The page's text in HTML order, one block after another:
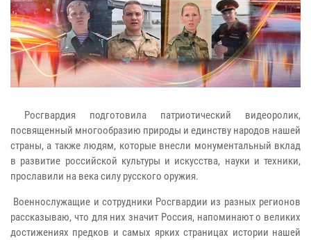
Росгвардия подготовила патриотический видеоролик,
посвященный многообразию природы и единству народов нашей
страны, а также людям, которые внесли монументальный вклад
в развитие российской культуры и искусства, науки и техники,
прославили на века силу русского оружия.
Военнослужащие и сотрудники Росгвардии из разных регионов
рассказываю, что для них значит Россия, напоминают о великих
достижениях предков и самых ярких страницах истории нашей